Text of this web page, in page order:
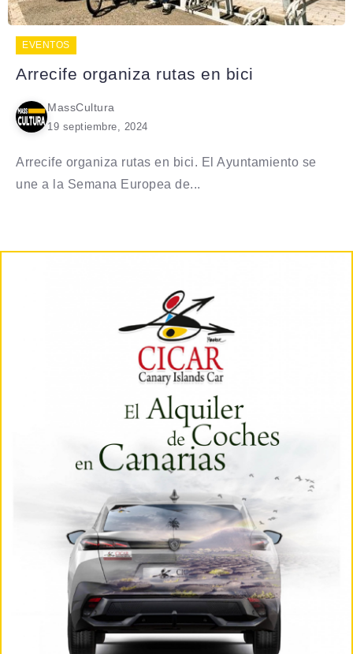
EVENTOS
Arrecife organiza rutas en bici
MassCultura
19 septiembre, 2024
Arrecife organiza rutas en bici. El Ayuntamiento se
une a la Semana Europea de...